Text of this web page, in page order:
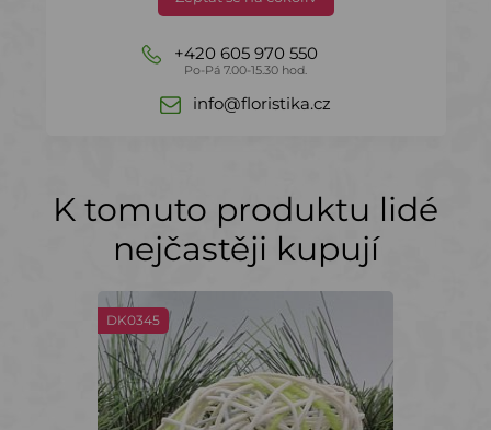
+420 605 970 550
Po-Pá 7.00-15.30 hod.
info@floristika.cz
K tomuto produktu lidé
nejčastěji kupují
DK0345